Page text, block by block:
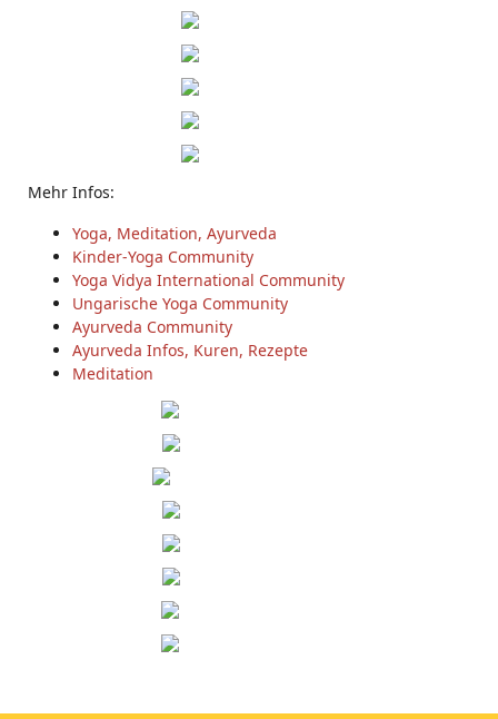
Mehr Infos:
Yoga, Meditation, Ayurveda
Kinder-Yoga Community
Yoga Vidya International Community
Ungarische Yoga Community
Ayurveda Community
Ayurveda Infos, Kuren, Rezepte
Meditation